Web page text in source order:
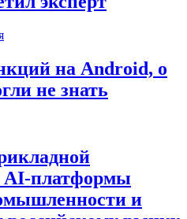
на Android, о
не знать
AI-платформы
и